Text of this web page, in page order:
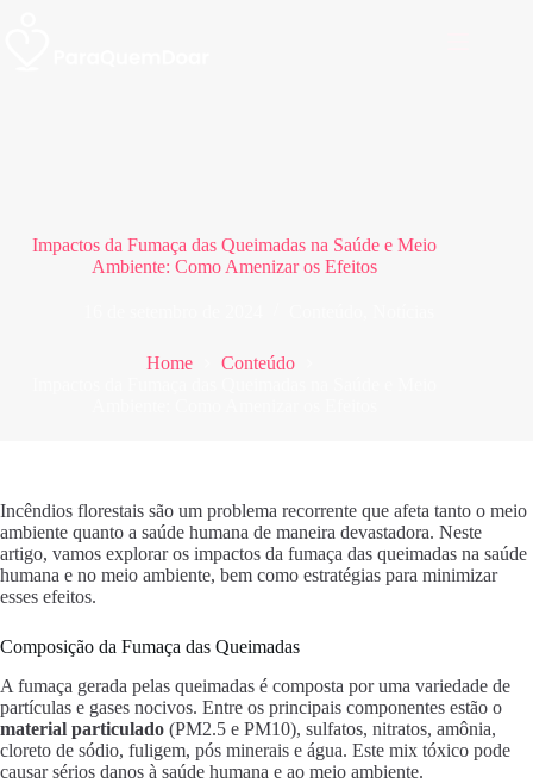
Impactos da Fumaça das Queimadas na Saúde e Meio
Ambiente: Como Amenizar os Efeitos
Home
Conteúdo
Incêndios florestais são um problema recorrente que afeta tanto o meio
ambiente quanto a saúde humana de maneira devastadora. Neste
artigo, vamos explorar os impactos da fumaça das queimadas na saúde
humana e no meio ambiente, bem como estratégias para minimizar
esses efeitos.
Composição da Fumaça das Queimadas
A fumaça gerada pelas queimadas é composta por uma variedade de
partículas e gases nocivos. Entre os principais componentes estão o
material particulado (PM2.5 e PM10), sulfatos, nitratos, amônia,
cloreto de sódio, fuligem, pós minerais e água. Este mix tóxico pode
causar sérios danos à saúde humana e ao meio ambiente.